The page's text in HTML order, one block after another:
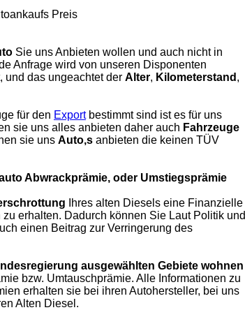
Preis
Sie uns Anbieten wollen und auch nicht in
Anfrage wird von unseren Disponenten
und das ungeachtet der Alter, Kilometerstand ,
für den Exportbestimmt sind ist es für uns
sie uns alles anbieten daher auch Fahrzeuge
sie uns Auto,s anbieten die keinen TÜV
Abwrackprämie, oder Umstiegsprämie
Ihres alten Diesels eine Finanzielle
erhalten. Dadurch können Sie Laut Politik und
einen Beitrag zur Verringerung des
ausgewählten Gebiete wohnen
bzw. Umtauschprämie. Alle Informationen zu
erhalten sie bei ihren Autohersteller, bei uns
Alten Diesel.